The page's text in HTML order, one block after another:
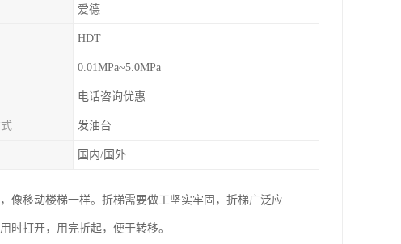
爱德
HDT
0.01MPa~5.0MPa
电话咨询优惠
发油台
国内/国外
像移动楼梯一样。折梯需要做工坚实牢固，折梯广泛应
时打开，用完折起，便于转移。